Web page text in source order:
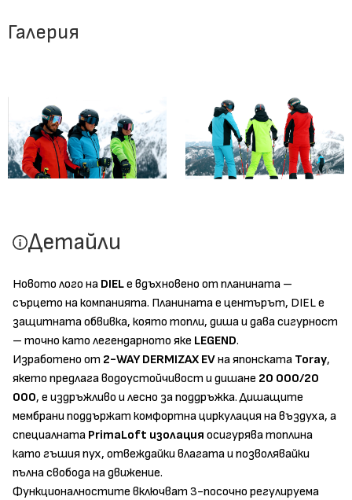
Галерия
Детайли
Новото лого на DIELе вдъхновено от планината –
сърцето на компанията. Планината е центърът, DIEL е
защитната обвивка, която топли, диша и дава сигурност
– точно като легендарното яке LEGEND.
Изработено от 2-WAY DERMIZAX EVна японската Toray,
якето предлага водоустойчивост и дишане 20 000/20
000, е издръжливо и лесно за поддръжка. Дишащите
мембрани поддържат комфортна циркулация на въздуха, а
специалната PrimaLoft изолация осигурява топлина
като гъшия пух, отвеждайки влагата и позволявайки
пълна свобода на движение.
Функционалностите включват 3-посочно регулируема